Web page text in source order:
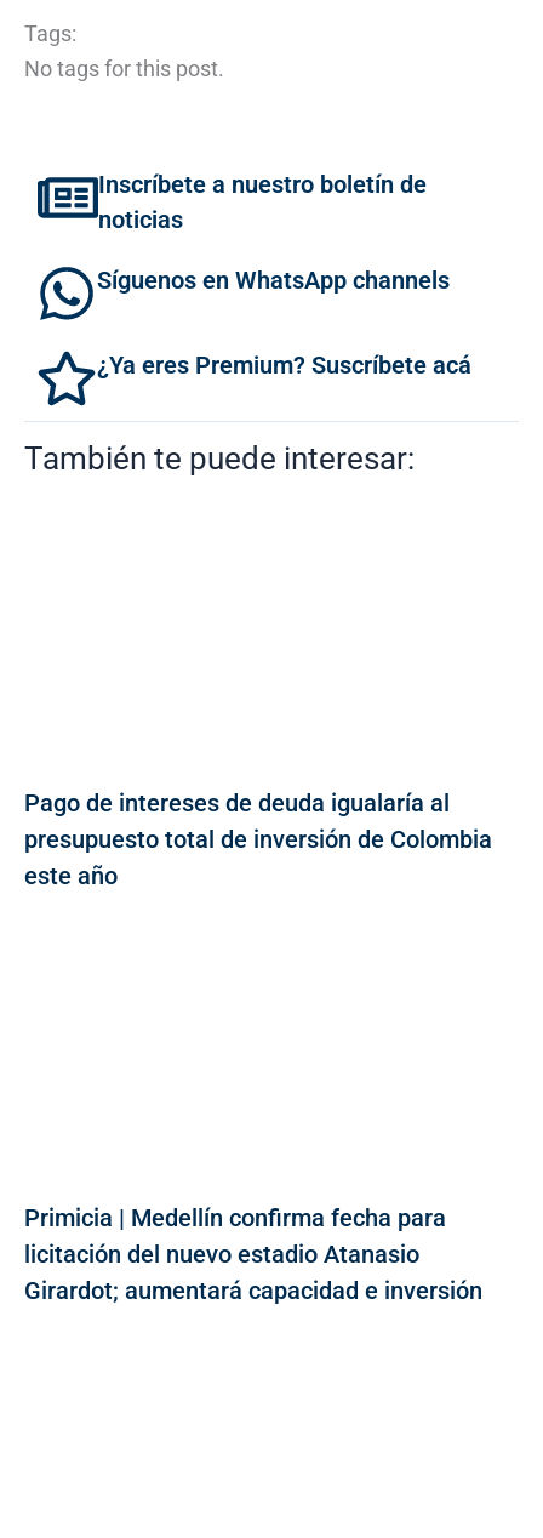
Tags:
No tags for this post.
Inscríbete a nuestro boletín de
noticias
Síguenos en WhatsApp channels
¿Ya eres Premium? Suscríbete acá
También te puede interesar:
Pago de intereses de deuda igualaría al
presupuesto total de inversión de Colombia
este año
Primicia | Medellín confirma fecha para
licitación del nuevo estadio Atanasio
Girardot; aumentará capacidad e inversión